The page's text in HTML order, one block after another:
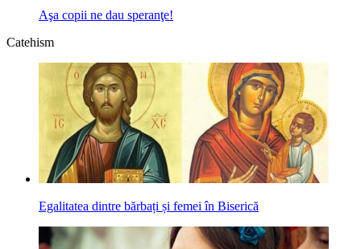
Aşa copii ne dau speranţe!
Catehism
Egalitatea dintre bărbați și femei în Biserică